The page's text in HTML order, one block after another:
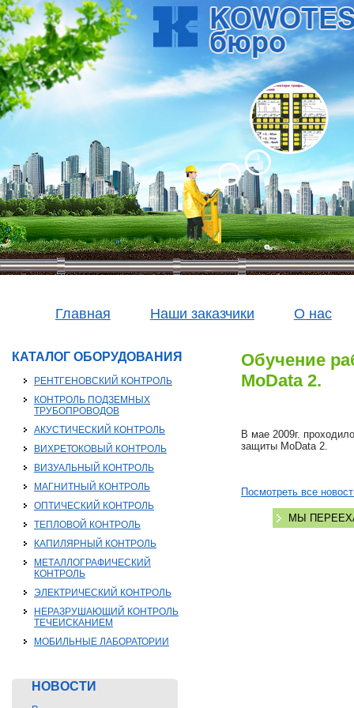
Главная Наши заказчики О нас
КАТАЛОГ ОБОРУДОВАНИЯ
РЕНТГЕНОВСКИЙ КОНТРОЛЬ
КОНТРОЛЬ ПОДЗЕМНЫХ
ТРУБОПРОВОДОВ
АКУСТИЧЕСКИЙ КОНТРОЛЬ
ВИХРЕТОКОВЫЙ КОНТРОЛЬ
ВИЗУАЛЬНЫЙ КОНТРОЛЬ
МАГНИТНЫЙ КОНТРОЛЬ
ОПТИЧЕСКИЙ КОНТРОЛЬ
ТЕПЛОВОЙ КОНТРОЛЬ
КАПИЛЯРНЫЙ КОНТРОЛЬ
МЕТАЛЛОГРАФИЧЕСКИЙ
КОНТРОЛЬ
ЭЛЕКТРИЧЕСКИЙ КОНТРОЛЬ
НЕРАЗРУШАЮЩИЙ КОНТРОЛЬ
ТЕЧЕИСКАНИЕМ
МОБИЛЬНЫЕ ЛАБОРАТОРИИ
НОВОСТИ
Обучение
MoData 2.
В мае 2009г.
защиты MoData 2.
Посмотреть все
МЫ